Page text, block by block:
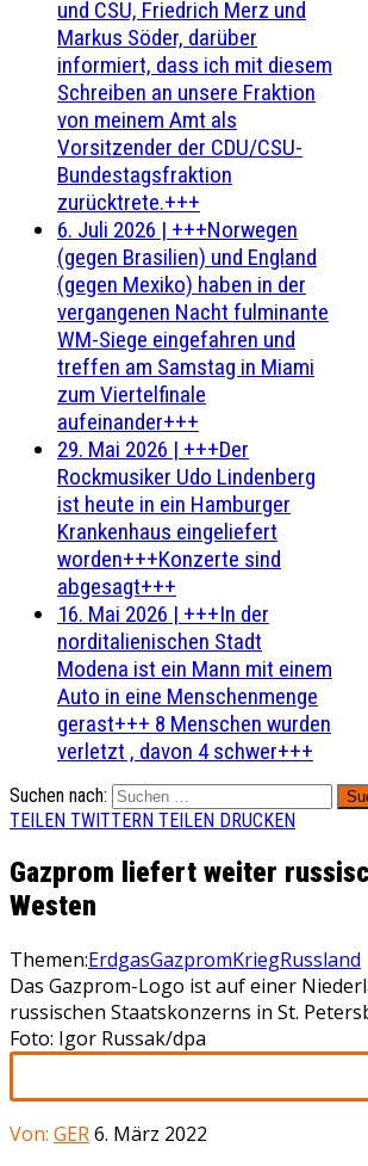
und CSU, Friedrich Merz und
Markus Söder, darüber
informiert, dass ich mit diesem
Schreiben an unsere Fraktion
von meinem Amt als
Vorsitzender der CDU/CSU-
Bundestagsfraktion
zurücktrete.+++
6. Juli 2026 | +++Norwegen
(gegen Brasilien) und England
(gegen Mexiko) haben in der
vergangenen Nacht fulminante
WM-Siege eingefahren und
treffen am Samstag in Miami
zum Viertelfinale
aufeinander+++
29. Mai 2026 | +++Der
Rockmusiker Udo Lindenberg
ist heute in ein Hamburger
Krankenhaus eingeliefert
worden+++Konzerte sind
abgesagt+++
16. Mai 2026 | +++In der
norditalienischen Stadt
Modena ist ein Mann mit einem
Auto in eine Menschenmenge
gerast+++ 8 Menschen wurden
verletzt , davon 4 schwer+++
Suchen nach:
TEILEN TWITTERN TEILEN DRUCKEN
Gazprom liefert weiter
Westen
Themen:ErdgasGazpromKriegRussland
Das Gazprom-Logo ist auf einer
russischen Staatskonzerns in St.
Foto: Igor Russak/dpa
Von: GER6. März 2022